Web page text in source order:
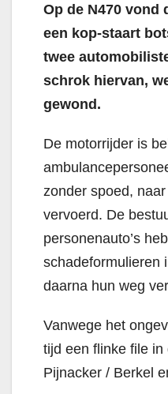
Op de N470 vond
een kop-staart
twee
schrok hiervan,
gewond.
De motorrijder is
zonder spoed,
vervoerd. De
personenauto’s
schadeformulieren
daarna hun weg
Vanwege het
tijd een flinke file in
Pijnacker / Berkel